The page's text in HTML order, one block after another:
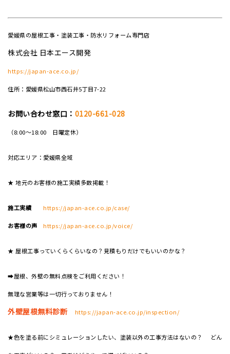
愛媛県の屋根工事・塗装工事・防水リフォーム専門店
株式会社 日本エース開発
https://japan-ace.co.jp/
住所：愛媛県松山市西石井5丁目7-22
お問い合わせ窓口： 0120-661-028
（8:00～18:00 日曜定休）
対応エリア：愛媛県全域
★ 地元のお客様の施工実績多数掲載！
施工実績 https://japan-ace.co.jp/case/
お客様の声 https://japan-ace.co.jp/voice/
★ 屋根工事っていくらくらいなの？見積もりだけでもいいのかな？
➡屋根、外壁の無料点検をご利用ください！
無理な営業等は一切行っておりません！
外壁屋根無料診断 https://japan-ace.co.jp/inspection/
★色を塗る前にシミュレーションしたい、塗装以外の工事方法はないの？ どん